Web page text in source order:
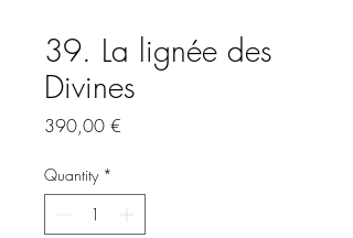
39. La lignée des
Divines
390,00 €
Quantity *